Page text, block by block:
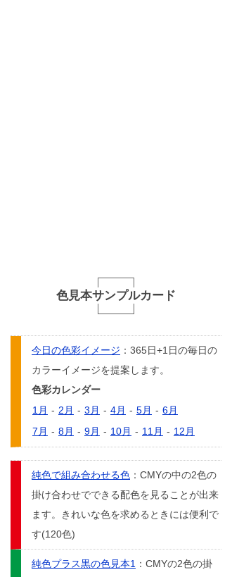
色見本サンプルカード
今日の色彩イメージ ：365日+1日の毎日の
カラーイメージを提案します。
色彩カレンダー
1月 - 2月 - 3月 - 4月 - 5月 - 6月
7月 - 8月 - 9月 - 10月 - 11月 - 12月
純色で組み合わせる色 ：CMYの中の2色の
掛け合わせでできる配色を見ることが出来
ます。きれいな色を求めるときには便利で
す(120色)
純色プラス黒の色見本1 ：CMYの2色の掛